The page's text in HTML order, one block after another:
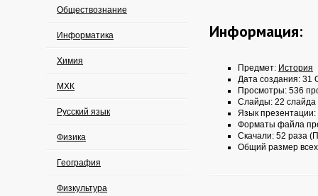
Обществознание
Информатика
Химия
МХК
Русский язык
Физика
География
Физкультура
Информация:
Предмет: История
Дата создания: 31
Просмотры: 536
Слайды: 22 слайда
Язык презентации:
Форматы файла
Скачали: 52 раза
Общий размер